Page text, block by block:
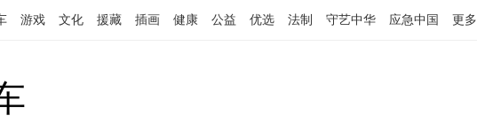
游戏 文化 援藏 插画 健康 公益 优选 法制 守艺中华 应急中国 更多